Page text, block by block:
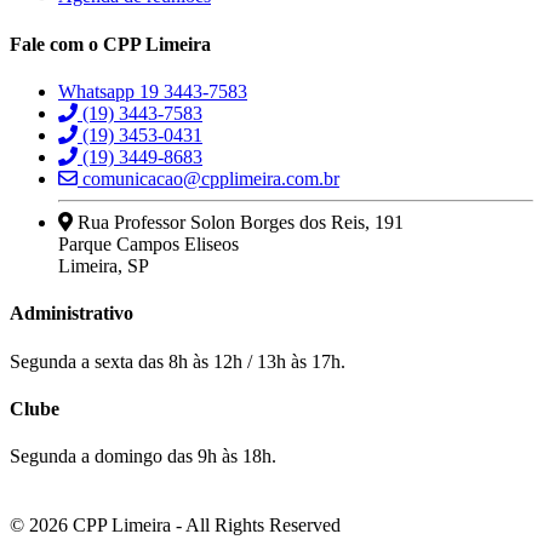
Fale com o CPP Limeira
Whatsapp 19 3443-7583
(19) 3443-7583
(19) 3453-0431
(19) 3449-8683
comunicacao@cpplimeira.com.br
Rua Professor Solon Borges dos Reis, 191
Parque Campos Eliseos
Limeira, SP
Administrativo
Segunda a sexta das 8h às 12h / 13h às 17h.
Clube
Segunda a domingo das 9h às 18h.
© 2026 CPP Limeira - All Rights Reserved